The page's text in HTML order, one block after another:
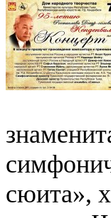
сюита»,